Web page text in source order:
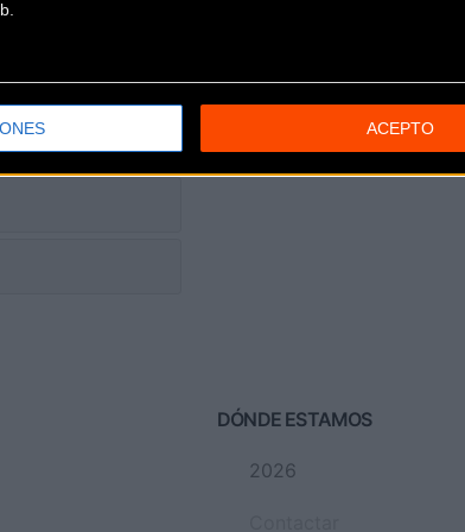
ACEPTO
DÓNDE ESTAMOS
2026